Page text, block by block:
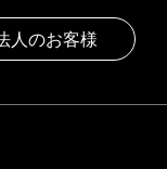
人のお客様